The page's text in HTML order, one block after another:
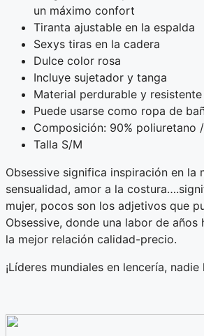
un máximo confort
Tiranta ajustable en la espalda
Sexys tiras en la cadera
Dulce color rosa
Incluye sujetador y tanga
Material perdurable y resistente
Puede usarse como ropa de
Composición: 90% poliuretano
Talla S/M
Obsessive significa inspiración en la
sensualidad, amor a la
mujer, pocos son los adjetivos que
Obsessive, donde una labor de años
la mejor relación calidad-precio.
¡Líderes mundiales en lencería,